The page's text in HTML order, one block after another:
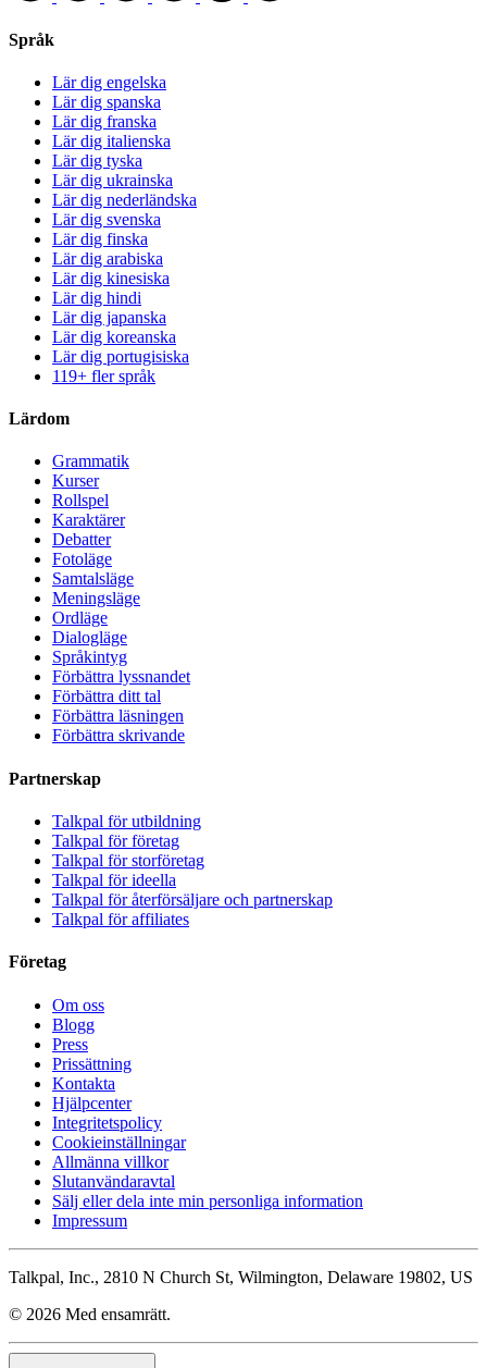
Språk
Lär dig engelska
Lär dig spanska
Lär dig franska
Lär dig italienska
Lär dig tyska
Lär dig ukrainska
Lär dig nederländska
Lär dig svenska
Lär dig finska
Lär dig arabiska
Lär dig kinesiska
Lär dig hindi
Lär dig japanska
Lär dig koreanska
Lär dig portugisiska
119+ fler språk
Lärdom
Grammatik
Kurser
Rollspel
Karaktärer
Debatter
Fotoläge
Samtalsläge
Meningsläge
Ordläge
Dialogläge
Språkintyg
Förbättra lyssnandet
Förbättra ditt tal
Förbättra läsningen
Förbättra skrivande
Partnerskap
Talkpal för utbildning
Talkpal för företag
Talkpal för storföretag
Talkpal för ideella
Talkpal för återförsäljare och partnerskap
Talkpal för affiliates
Företag
Om oss
Blogg
Press
Prissättning
Kontakta
Hjälpcenter
Integritetspolicy
Cookieinställningar
Allmänna villkor
Slutanvändaravtal
Sälj eller dela inte min personliga information
Impressum
Talkpal, Inc., 2810 N Church St, Wilmington, Delaware 19802, US
© 2026 Med ensamrätt.